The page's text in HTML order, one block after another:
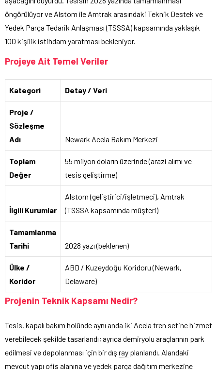
öngörülüyor ve Alstom ile Amtrak arasındaki Teknik Destek ve
Yedek Parça Tedarik Anlaşması (TSSSA) kapsamında yaklaşık
100 kişilik istihdam yaratması bekleniyor.
Projeye Ait Temel Veriler
Kategori Detay / Veri
Proje /
Sözleşme
Adı
Newark Acela Bakım Merkezi
Toplam
Değer
55 milyon doların üzerinde (arazi alımı ve
tesis geliştirme)
İlgili Kurumlar
Alstom (geliştirici/işletmeci), Amtrak
(TSSSA kapsamında müşteri)
Tamamlanma
Tarihi
2028 yazı (beklenen)
Ülke /
Koridor
ABD / Kuzeydoğu Koridoru (Newark,
Delaware)
Projenin Teknik Kapsamı Nedir?
Tesis, kapalı bakım holünde aynı anda iki Acela tren setine hizmet
verebilecek şekilde tasarlandı; ayrıca demiryolu araçlarının park
edilmesi ve depolanması için bir dış ray planlandı. Alandaki
mevcut yapı ofis alanına ve yedek parça dağıtım merkezine